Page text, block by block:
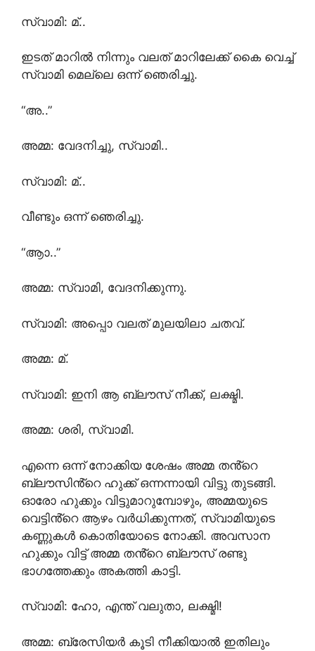
സ്വാമി: മ്..
ഇടത് മാറിൽ നിന്നും വലത് മാറിലേക്ക് കൈ വെച്ച്
സ്വാമി മെല്ലെ ഒന്ന് ഞെരിച്ചു.
“അ..”
അമ്മ: വേദനിച്ചു, സ്വാമി..
സ്വാമി: മ്..
വീണ്ടും ഒന്ന് ഞെരിച്ചു.
“ആാ..”
അമ്മ: സ്വാമി, വേദനിക്കുന്നു.
സ്വാമി: അപ്പൊ വലത് മുലയിലാ ചതവ്.
അമ്മ: മ്.
സ്വാമി: ഇനി ആ ബ്ലൗസ് നീക്ക്, ലക്ഷ്മി.
അമ്മ: ശരി, സ്വാമി.
എന്നെ ഒന്ന് നോക്കിയ ശേഷം അമ്മ തൻ്റെ
ബ്ലൗസിൻ്റെ ഹുക്ക് ഒന്നന്നായി വിട്ടു തുടങ്ങി.
ഓരോ ഹുക്കും വിട്ടുമാറുമ്പോഴും, അമ്മയുടെ
വെട്ടിൻ്റെ ആഴം വർധിക്കുന്നത്, സ്വാമിയുടെ
കണ്ണുകൾ കൊതിയോടെ നോക്കി. അവസാന
ഹുക്കും വിട്ട് അമ്മ തൻ്റെ ബ്ലൗസ് രണ്ടു
ഭാഗത്തേക്കും അകത്തി കാട്ടി.
സ്വാമി: ഹോ, എന്ത് വലുതാ, ലക്ഷ്മി!
അമ്മ: ബ്രേസിയർ കൂടി നീക്കിയാൽ ഇതിലും